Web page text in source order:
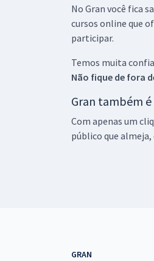
No Gran você fica
cursos online que
participar.
Temos muita
Não fique de fora
Gran também
Com apenas um
público que
GRAN